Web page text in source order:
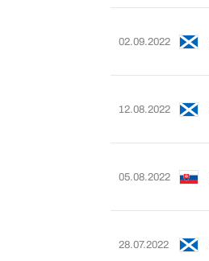
02.09.2022
12.08.2022
05.08.2022
28.07.2022